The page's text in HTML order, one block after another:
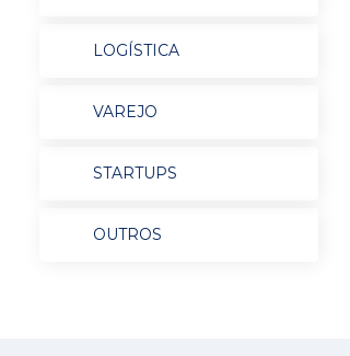
LOGÍSTICA
VAREJO
STARTUPS
OUTROS